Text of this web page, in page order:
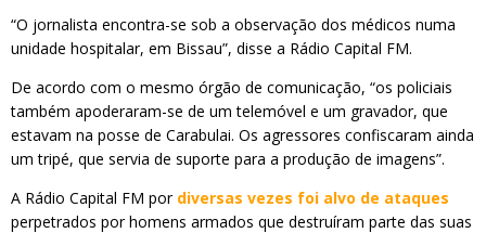
“O jornalista encontra-se sob a observação dos médicos numa
unidade hospitalar, em Bissau”, disse a Rádio Capital FM.
De acordo com o mesmo órgão de comunicação, “os policiais
também apoderaram-se de um telemóvel e um gravador, que
estavam na posse de Carabulai. Os agressores confiscaram ainda
um tripé, que servia de suporte para a produção de imagens”.
A Rádio Capital FM por diversas vezes foi alvo de ataques
perpetrados por homens armados que destruíram parte das suas